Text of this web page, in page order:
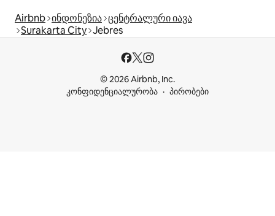
Airbnb ინდონეზია ცენტრალური იავა
Surakarta City Jebres
© 2026 Airbnb, Inc.
კონფიდენციალურობა
პირობები